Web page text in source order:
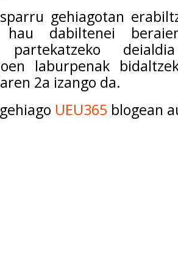
gehiagotan
hau dabiltenei
partekatzeko
laburpenak
2a izango da.
UEU365 blogean